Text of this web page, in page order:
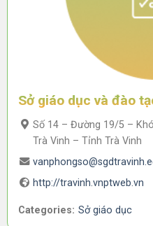
Sở giáo dục và đào
Số 14 – Đường 19/5 –
Trà Vinh – Tỉnh Trà Vinh
http://travinh.vnptweb.vn
Categories: Sở giáo dục